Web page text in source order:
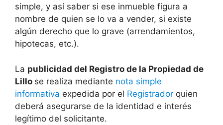
simple, y así saber si ese inmueble figura a
nombre de quien se lo va a vender, si existe
algún derecho que lo grave (arrendamientos,
hipotecas, etc.).
La publicidad del Registro de la Propiedad de
Lillo se realiza mediante nota simple
informativa expedida por el Registrador quien
deberá asegurarse de la identidad e interés
legítimo del solicitante.